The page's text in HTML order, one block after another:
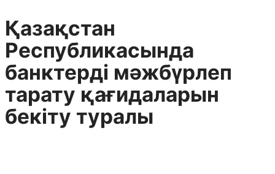
Қазақстан
Республикасында
банктерді мәжбүрлеп
тарату қағидаларын
бекіту туралы